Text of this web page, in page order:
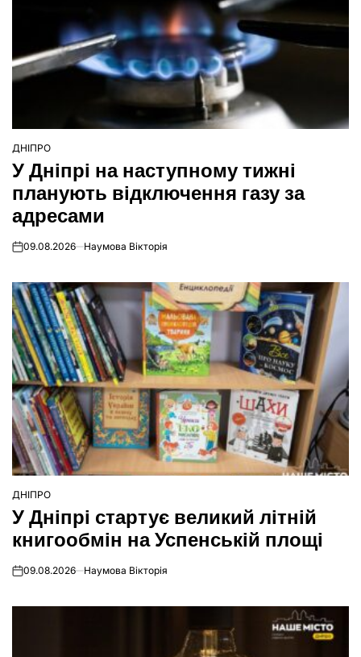
ОПУБЛІКУВАТИ
У
ДНІПРО
У Дніпрі на наступному тижні
планують відключення газу за
адресами
on09.08.2026 Наумова Вікторія
ОПУБЛІКУВАТИ
У
ДНІПРО
У Дніпрі стартує великий літній
книгообмін на Успенській площі
on09.08.2026 Наумова Вікторія